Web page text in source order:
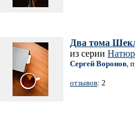
Два тома
из серии
Сергей Воронов,
отзывов: 2